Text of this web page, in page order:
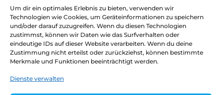
Um dir ein optimales Erlebnis zu bieten, verwenden wir
Technologien wie Cookies, um Geräteinformationen zu speichern
und/oder darauf zuzugreifen. Wenn du diesen Technologien
zustimmst, können wir Daten wie das Surfverhalten oder
eindeutige IDs auf dieser Website verarbeiten. Wenn du deine
Zustimmung nicht erteilst oder zurückziehst, können bestimmte
Merkmale und Funktionen beeinträchtigt werden.
Dienste verwalten
Stimmungsbild: Skepsis hinsichtlich wirksamer
Digitalisierungsstrategie der Ampel-Koalitionäre
Datenschutz Kontakt Impressum
Copyright © 2026